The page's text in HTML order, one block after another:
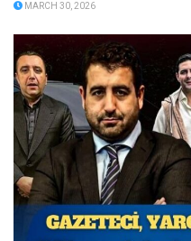
MARCH 30, 2026